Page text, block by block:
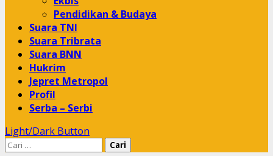
Pendidikan & Budaya
Suara TNI
Suara Tribrata
Suara BNN
Hukrim
Jepret Metropol
Profil
Serba – Serbi
Light/Dark Button
Cari